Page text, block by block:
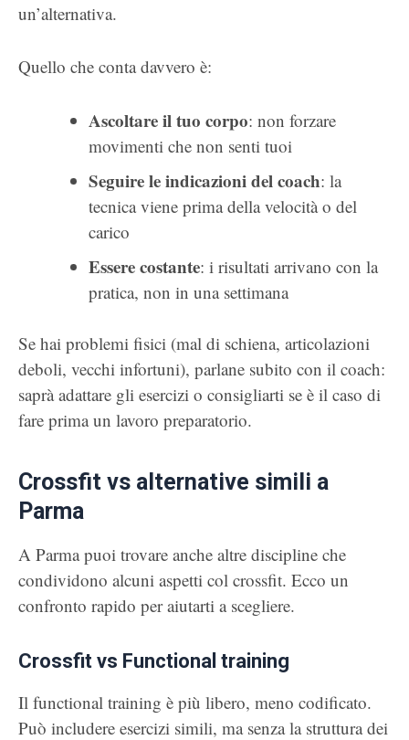
un’alternativa.
Quello che conta davvero è:
Ascoltare il tuo corpo: non forzare
movimenti che non senti tuoi
Seguire le indicazioni del coach: la
tecnica viene prima della velocità o del
carico
Essere costante: i risultati arrivano con la
pratica, non in una settimana
Se hai problemi fisici (mal di schiena, articolazioni
deboli, vecchi infortuni), parlane subito con il coach:
saprà adattare gli esercizi o consigliarti se è il caso di
fare prima un lavoro preparatorio.
Crossfit vs alternative simili a
Parma
A Parma puoi trovare anche altre discipline che
condividono alcuni aspetti col crossfit. Ecco un
confronto rapido per aiutarti a scegliere.
Crossfit vs Functional training
Il functional training è più libero, meno codificato.
Può includere esercizi simili, ma senza la struttura dei